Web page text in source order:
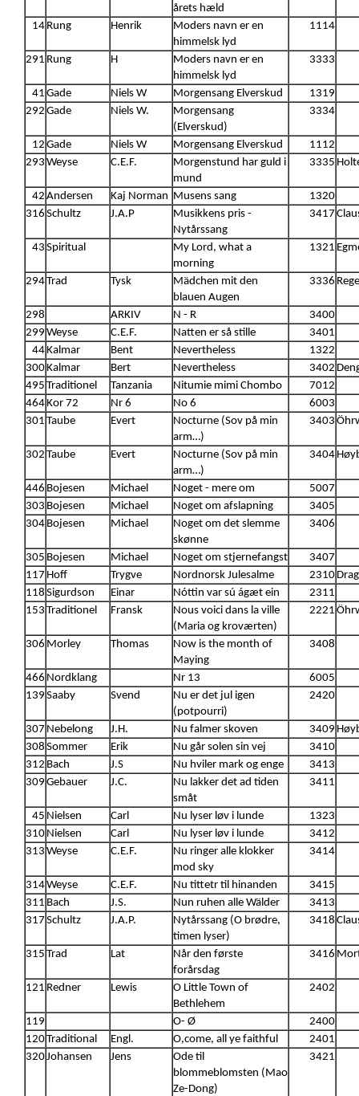
årets hæld
14 Rung Henrik
Moders navn er en
himmelsk lyd
1114
291 Rung H
Moders navn er en
himmelsk lyd
3333
41 Gade Niels W Morgensang Elverskud
1319
292 Gade Niels W.
Morgensang
(Elverskud)
3334
12 Gade Niels W Morgensang Elverskud
1112
293 Weyse C.E.F.
Morgenstund har guld i
mund
3335
42 Andersen Kaj Norman Musens sang
1320
316 Schultz J.A.P
Musikkens pris -
Nytårssang
3417
43 Spiritual
My Lord, what a
morning
1321
294Trad Tysk
Mädchen mit den
blauen Augen
3336
298 ARKIV N - R
3400
299 Weyse C.E.F. Natten er så stille
3401
44Kalmar Bent Nevertheless
1322
300Kalmar Bert Nevertheless 3402
495 Traditionel Tanzania Nitumie mimi Chombo
7012
464Kor 72 Nr 6 No 6
6003
301 Taube Evert
Nocturne (Sov på min
arm…)
3403
302 Taube Evert
Nocturne (Sov på min
arm…)
3404
446 Bojesen Michael Noget - mere om
5007
303 Bojesen Michael Noget om afslapning
3405
304 Bojesen Michael
Noget om det slemme
skønne
3406
305 Bojesen Michael Noget om stjernefangst
3407
117 Hoff Trygve Nordnorsk Julesalme 2310
118 Sigurdson Einar Nóttin var sú ágæt ein
2311
153 Traditionel Fransk
Nous voici dans la ville
(Maria og kroværten)
2221
306 Morley Thomas
Now is the month of
Maying
3408
466 Nordklang Nr 13
6005
139 Saaby Svend
Nu er det jul igen
(potpourri)
2420
307 Nebelong J.H. Nu falmer skoven 3409
308 Sommer Erik Nu går solen sin vej
3410
312 Bach J.S Nu hviler mark og enge
3413
309 Gebauer J.C.
Nu lakker det ad tiden
småt
3411
45 Nielsen Carl Nu lyser løv i lunde
1323
310 Nielsen Carl Nu lyser løv i lunde
3412
313 Weyse C.E.F.
Nu ringer alle klokker
mod sky
3414
314Weyse C.E.F. Nu tittetr til hinanden
3415
311 Bach J.S. Nun ruhen alle Wälder
3413
317 Schultz J.A.P.
Nytårssang (O brødre,
timen lyser)
3418
315 Trad Lat
Når den første
forårsdag
3416
121 Redner Lewis
O Little Town of
Bethlehem
2402
119 O- Ø
2400
120Traditional Engl. O,come, all ye faithful
2401
320Johansen Jens
Ode til
blommeblomsten (Mao
Ze-Dong)
3421